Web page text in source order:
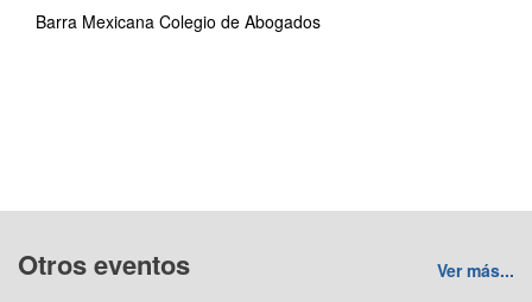
Barra Mexicana Colegio de Abogados
Otros eventos Ver más...